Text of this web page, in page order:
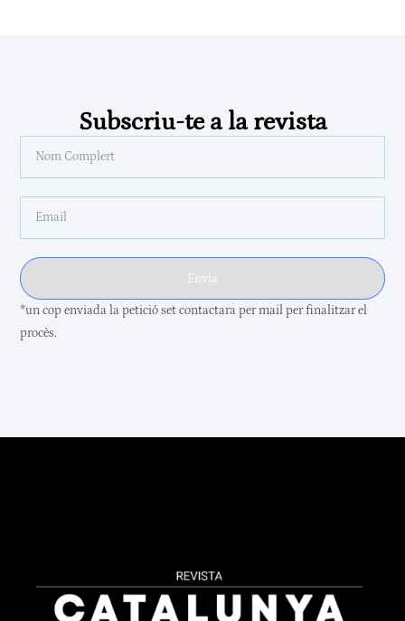
Subscriu-te a la revista
Envia
*un cop enviada la petició set contactara per mail per finalitzar el
procès.